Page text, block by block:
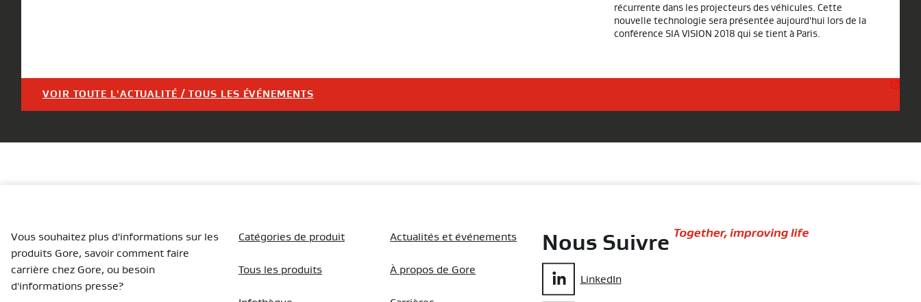
récurrente dans les projecteurs des véhicules. Cette
nouvelle technologie sera présentée aujourd'hui lors de la
conférence SIA VISION 2018 qui se tient à Paris.
VOIR TOUTE L'ACTUALITÉ / TOUS LES ÉVÉNEMENTS
Vous souhaitez plus d'informations sur les
produits Gore, savoir comment faire
carrière chez Gore, ou besoin
d'informations presse?
Catégories de produit
Tous les produits
Actualités et événements
À propos de Gore
Nous Suivre
LinkedIn
Together,